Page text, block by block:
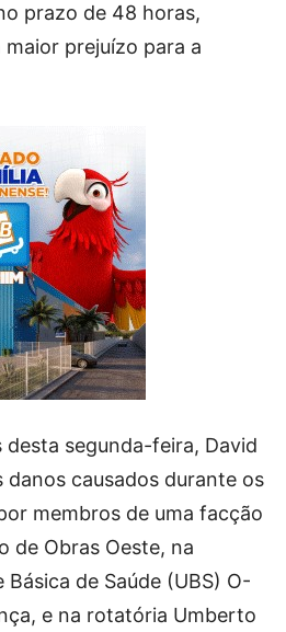
prazo de 48 horas,
prejuízo para a
desta segunda-feira, David
danos causados durante os
membros de uma facção
de Obras Oeste, na
de Saúde (UBS) O-
e na rotatória Umberto